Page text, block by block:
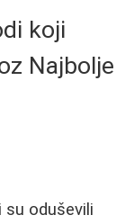
koji
Najbolje
oduševili